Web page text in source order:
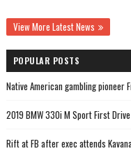
View More Latest News
POPULAR POSTS
Native American gambling pioneer
2019 BMW 330i M Sport First
Rift at FB after exec attends